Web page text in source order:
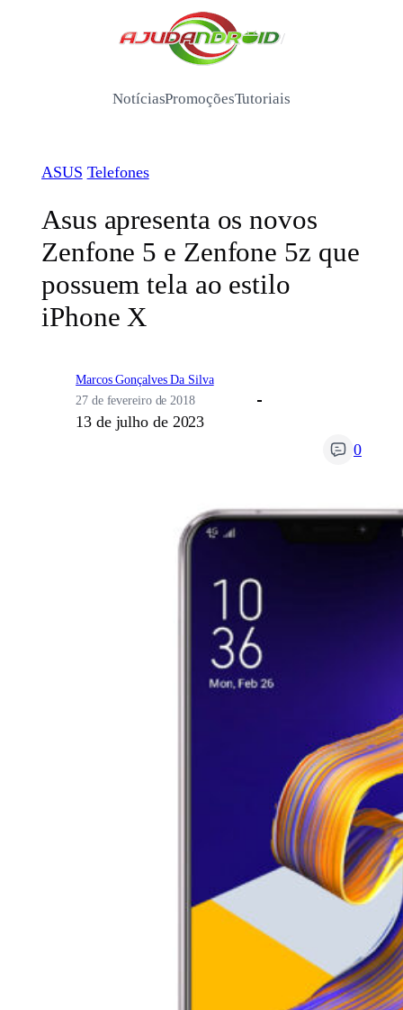
/
NotíciasPromoçõesTutoriais
ASUS Telefones
Asus apresenta os novos
Zenfone 5 e Zenfone 5z que
possuem tela ao estilo
iPhone X
Marcos Gonçalves Da Silva
27 de fevereiro de 2018
13 de julho de 2023
0